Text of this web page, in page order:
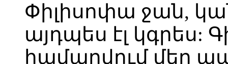
Փիլիսոփա ջան,
այդպես էլ կգրես:
համարվում մեր